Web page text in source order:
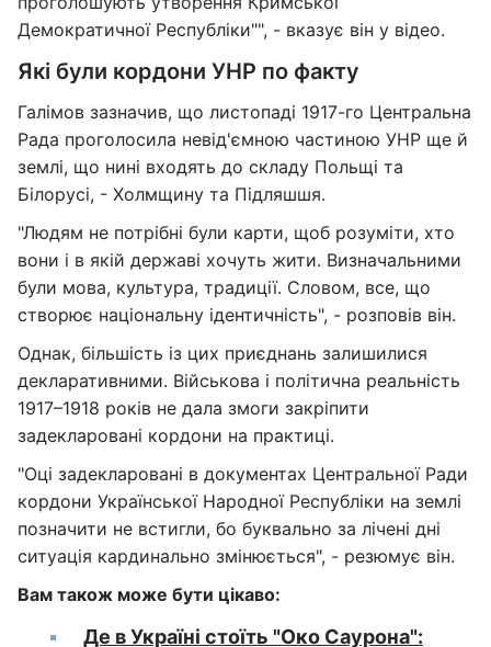
Демократичної Республіки"", - вказує він у відео.
Які були кордони УНР по факту
Галімов зазначив, що листопаді 1917-го Центральна
Рада проголосила невід'ємною частиною УНР ще й
землі, що нині входять до складу Польщі та
Білорусі, - Холмщину та Підляшшя.
"Людям не потрібні були карти, щоб розуміти, хто
вони і в якій державі хочуть жити. Визначальними
були мова, культура, традиції. Словом, все, що
створює національну ідентичність", - розповів він.
Однак, більшість із цих приєднань залишилися
декларативними. Військова і політична реальність
1917–1918 років не дала змоги закріпити
задекларовані кордони на практиці.
"Оці задекларовані в документах Центральної Ради
кордони Української Народної Республіки на землі
позначити не встигли, бо буквально за лічені дні
ситуація кардинально змінюється", - резюмує він.
Вам також може бути цікаво:
Де в Україні стоїть "Око Саурона":